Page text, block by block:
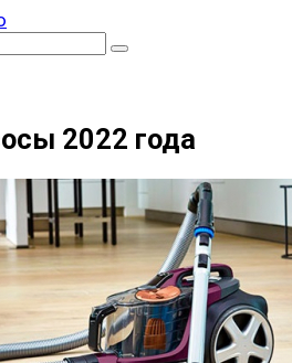
2022 года